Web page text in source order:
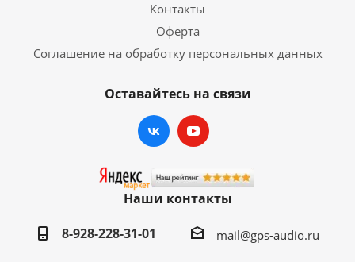
Контакты
Оферта
Соглашение на обработку персональных данных
Оставайтесь на связи
Наши контакты
8-928-228-31-01
mail@gps-audio.ru